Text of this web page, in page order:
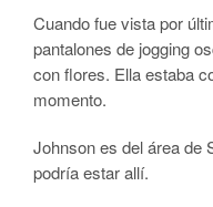
Cuando fue vista por
pantalones de jogging
con flores. Ella estaba
momento.
Johnson es del área de
podría estar allí.